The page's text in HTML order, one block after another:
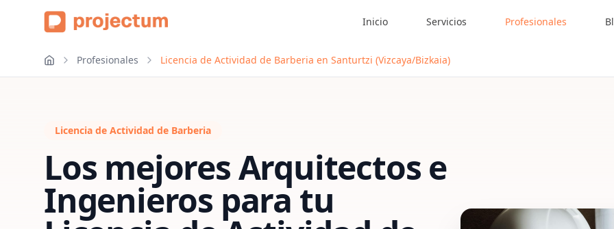
Inicio Servicios Profesionales
Profesionales Licencia de Actividad de Barberia en Santurtzi (Vizcaya/Bizkaia)
Licencia de Actividad de Barberia
Los mejores Arquitectos e
Ingenieros para tu